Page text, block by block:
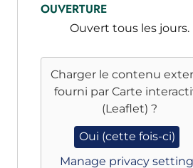
OUVERTURE
Ouvert tous les jours.
Charger le contenu
fourni par Carte
(Leaflet) ?
Oui (cette fois-ci)
Manage privacy